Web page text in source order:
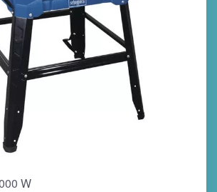
W